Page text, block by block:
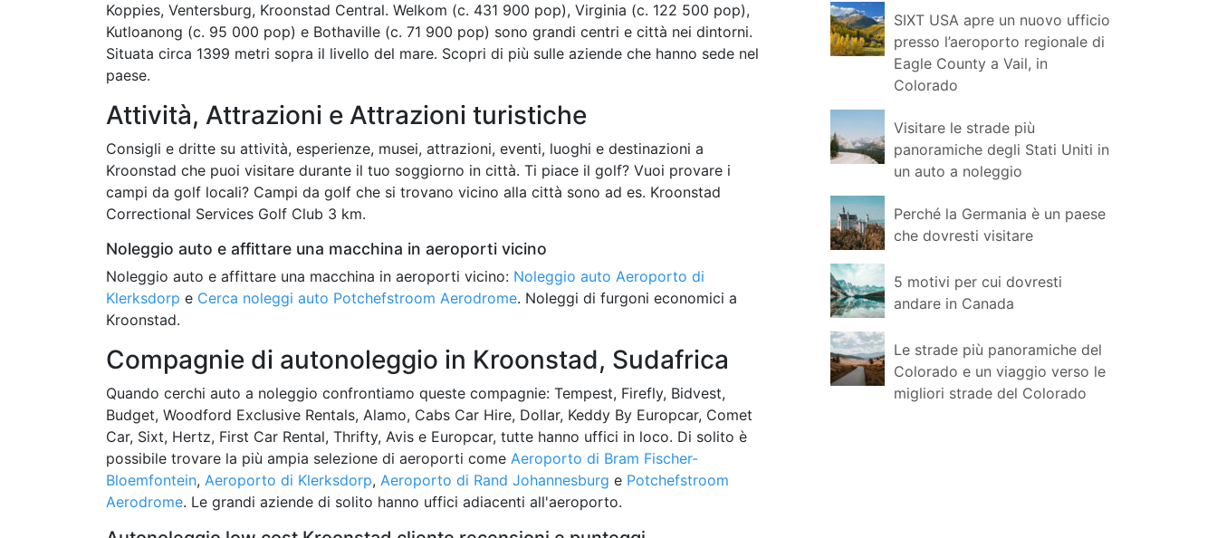
Koppies, Ventersburg, Kroonstad Central. Welkom (c. 431 900 pop), Virginia (c. 122 500 pop),
Kutloanong (c. 95 000 pop) e Bothaville (c. 71 900 pop) sono grandi centri e città nei dintorni.
Situata circa 1399 metri sopra il livello del mare. Scopri di più sulle aziende che hanno sede nel
paese.
Attività, Attrazioni e Attrazioni turistiche
Consigli e dritte su attività, esperienze, musei, attrazioni, eventi, luoghi e destinazioni a
Kroonstad che puoi visitare durante il tuo soggiorno in città. Ti piace il golf? Vuoi provare i
campi da golf locali? Campi da golf che si trovano vicino alla città sono ad es. Kroonstad
Correctional Services Golf Club 3 km.
Noleggio auto e affittare una macchina in aeroporti vicino
Noleggio auto e affittare una macchina in aeroporti vicino: Noleggio auto Aeroporto di
Klerksdorp e Cerca noleggi auto Potchefstroom Aerodrome. Noleggi di furgoni economici a
Kroonstad.
Compagnie di autonoleggio in Kroonstad, Sudafrica
Quando cerchi auto a noleggio confrontiamo queste compagnie: Tempest, Firefly, Bidvest,
Budget, Woodford Exclusive Rentals, Alamo, Cabs Car Hire, Dollar, Keddy By Europcar, Comet
Car, Sixt, Hertz, First Car Rental, Thrifty, Avis e Europcar, tutte hanno uffici in loco. Di solito è
possibile trovare la più ampia selezione di aeroporti come Aeroporto di Bram Fischer-
Bloemfontein, Aeroporto di Klerksdorp, Aeroporto di Rand Johannesburg e Potchefstroom
Aerodrome. Le grandi aziende di solito hanno uffici adiacenti all'aeroporto.
SIXT USA apre un nuovo ufficio
presso l’aeroporto regionale di
Eagle County a Vail, in
Colorado
Visitare le strade più
panoramiche degli Stati Uniti in
un auto a noleggio
Perché la Germania è un paese
che dovresti visitare
5 motivi per cui dovresti
andare in Canada
Le strade più panoramiche del
Colorado e un viaggio verso le
migliori strade del Colorado